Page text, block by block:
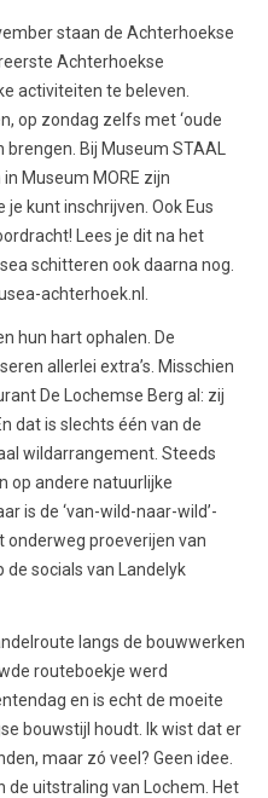
staan de Achterhoekse
Achterhoekse
activiteiten te beleven.
op zondag zelfs met ‘oude
Bij Museum STAAL
Museum MORE zijn
kunt inschrijven. Ook Eus
Lees je dit na het
schitteren ook daarna nog.
achterhoek.nl.
hun hart ophalen. De
allerlei extra’s. Misschien
De Lochemse Berg al: zij
dat is slechts één van de
wildarrangement. Steeds
op andere natuurlijke
is de ‘van-wild-naar-wild’-
onderweg proeverijen van
de socials van Landelyk
langs de bouwwerken
routeboekje werd
en is echt de moeite
bouwstijl houdt. Ik wist dat er
maar zó veel? Geen idee.
de uitstraling van Lochem. Het